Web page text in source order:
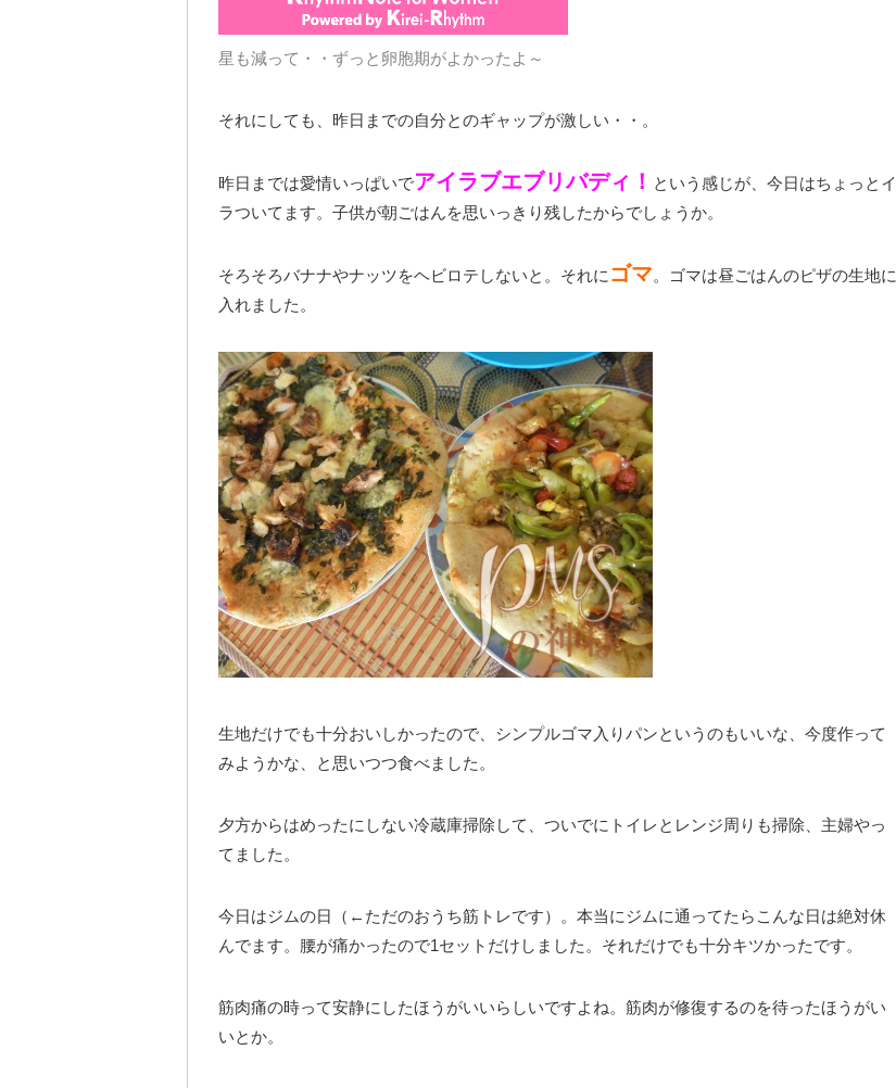
星も減って・・ずっと卵胞期がよかったよ～
それにしても、昨日までの自分とのギャップが激しい・・。
昨日までは愛情いっぱいでアイラブエブリバディ！ という感じが、今日はちょっとイ
ラついてます。子供が朝ごはんを思いっきり残したからでしょうか。
そろそろバナナやナッツをヘビロテしないと。それに ゴマ。ゴマは昼ごはんのピザの生地に
入れました。
生地だけでも十分おいしかったので、シンプルゴマ入りパンというのもいいな、今度作って
みようかな、と思いつつ食べました。
夕方からはめったにしない冷蔵庫掃除して、ついでにトイレとレンジ周りも掃除、主婦やっ
てました。
今日はジムの日（←ただのおうち筋トレです）。本当にジムに通ってたらこんな日は絶対休
んでます。腰が痛かったので1セットだけしました。それだけでも十分キツかったです。
筋肉痛の時って安静にしたほうがいいらしいですよね。筋肉が修復するのを待ったほうがい
いとか。